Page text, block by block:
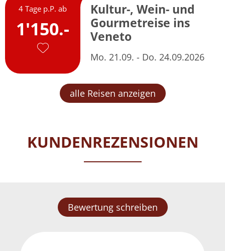
4 Tage p.P. ab
1'150.-
Kultur-, Wein- und
Gourmetreise ins
Veneto
Mo. 21.09. - Do. 24.09.2026
alle Reisen anzeigen
KUNDENREZENSIONEN
Bewertung schreiben